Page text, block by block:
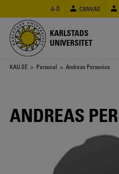
huvudinnehåll
A-Ö CANVAS
KARLSTADS
UNIVERSITET
Länkstig
KAU.SE > Personal > Andreas Persenius
ANDREAS